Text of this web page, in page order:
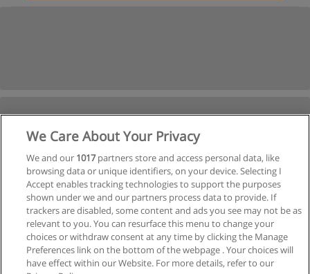
We Care About Your Privacy
We and our 1017partners store and access personal data, like
browsing data or unique identifiers, on your device. Selecting I
Accept enables tracking technologies to support the purposes
shown under we and our partners process data to provide. If
trackers are disabled, some content and ads you see may not be as
relevant to you. You can resurface this menu to change your
choices or withdraw consent at any time by clicking the Manage
Preferences link on the bottom of the webpage . Your choices will
have effect within our Website. For more details, refer to our